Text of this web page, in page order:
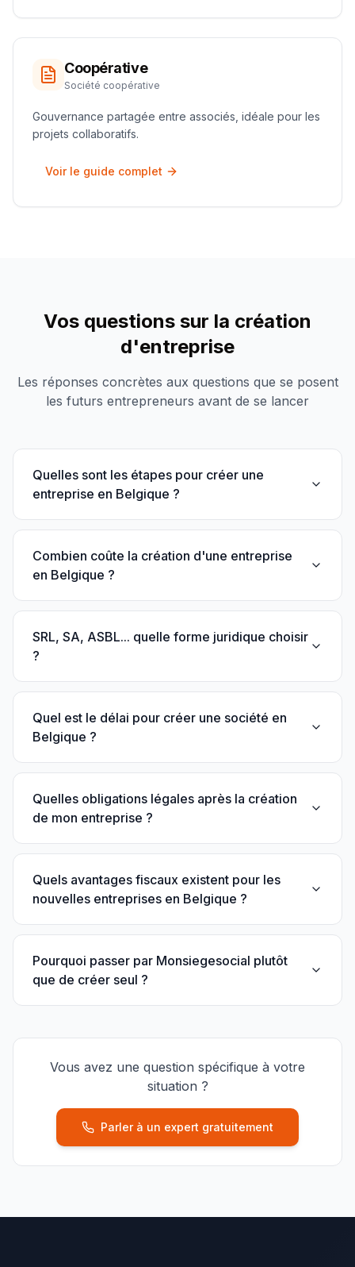
Coopérative
Société coopérative
Gouvernance partagée entre associés, idéale pour les
projets collaboratifs.
Voir le guide complet
Vos questions sur la création
d'entreprise
Les réponses concrètes aux questions que se posent
les futurs entrepreneurs avant de se lancer
Quelles sont les étapes pour créer une
entreprise en Belgique ?
Combien coûte la création d'une entreprise
en Belgique ?
SRL, SA, ASBL... quelle forme juridique choisir
?
Quel est le délai pour créer une société en
Belgique ?
Quelles obligations légales après la création
de mon entreprise ?
Quels avantages fiscaux existent pour les
nouvelles entreprises en Belgique ?
Pourquoi passer par Monsiegesocial plutôt
que de créer seul ?
Vous avez une question spécifique à votre
situation ?
Parler à un expert gratuitement